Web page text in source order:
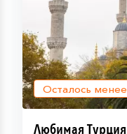
Осталось менее
Любимая Турция